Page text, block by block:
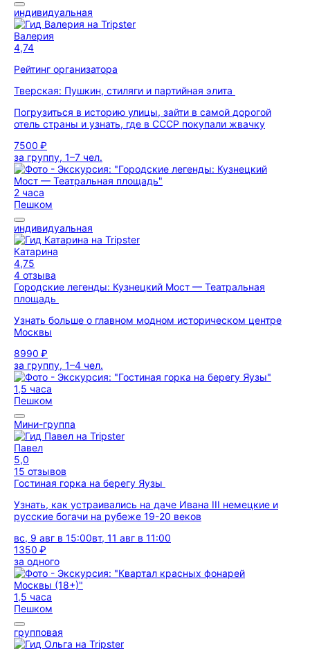
индивидуальная
Валерия
4,74
Рейтинг организатора
Тверская: Пушкин, стиляги и партийная элита
Погрузиться в историю улицы, зайти в самой дорогой
отель страны и узнать, где в СССР покупали жвачку
7500 ₽
за группу, 1–7 чел.
2 часа
Пешком
индивидуальная
Катарина
4,75
4 отзыва
Городские легенды: Кузнецкий Мост — Театральная
площадь
Узнать больше о главном модном историческом центре
Москвы
8990 ₽
за группу, 1–4 чел.
1,5 часа
Пешком
Мини-группа
Павел
5,0
15 отзывов
Гостиная горка на берегу Яузы
Узнать, как устраивались на даче Ивана III немецкие и
русские богачи на рубеже 19-20 веков
вс, 9 авг в 15:00вт, 11 авг в 11:00
1350 ₽
за одного
1,5 часа
Пешком
групповая